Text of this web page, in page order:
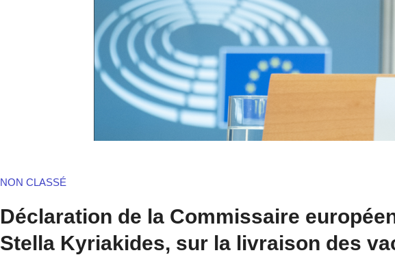
NON CLASSÉ
Déclaration de la Commissaire
Stella Kyriakides, sur la livraison des